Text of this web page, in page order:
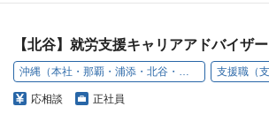
【北谷】就労支援キャリアアドバイザー
沖縄（本社・那覇・浦添・北谷・名護・豊見城）
応相談 正社員